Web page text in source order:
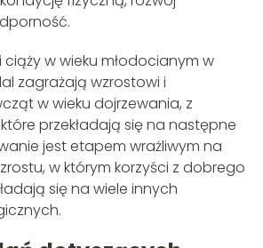
ciąży w wieku młodocianym w
zagrażają wzrostowi i
w wieku dojrzewania, z
przekładają się na następne
jest etapem wrażliwym na
w którym korzyści z dobrego
się na wiele innych